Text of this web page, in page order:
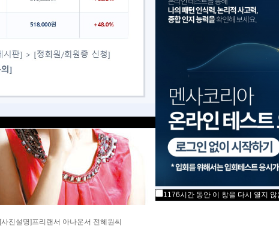
[사진설명]프리랜서 아나운서 전혜원씨
1176시간 동안 이 창을 다시 열지 않